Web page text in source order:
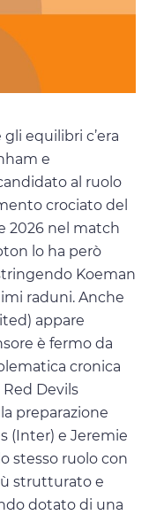
equilibri c’era
e
al ruolo
crociato del
2026 nel match
lo ha però
Koeman
raduni. Anche
appare
è fermo da
cronica
Devils
preparazione
(Inter) e Jeremie
stesso ruolo con
strutturato e
dotato di una